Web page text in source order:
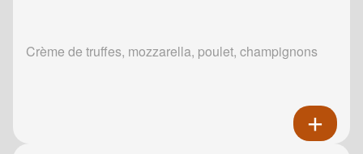
Crème de truffes, mozzarella, poulet, champignons